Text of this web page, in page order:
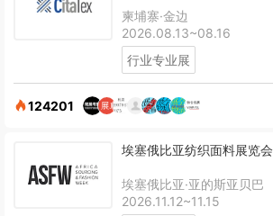
柬埔寨·金边
2026.08.13~08.16
行业专业展
124201
埃塞俄比亚纺织面料展览会
埃塞俄比亚·亚的斯亚贝巴
2026.11.12~11.15